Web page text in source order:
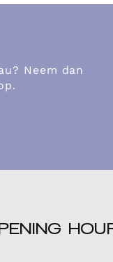
Neem dan